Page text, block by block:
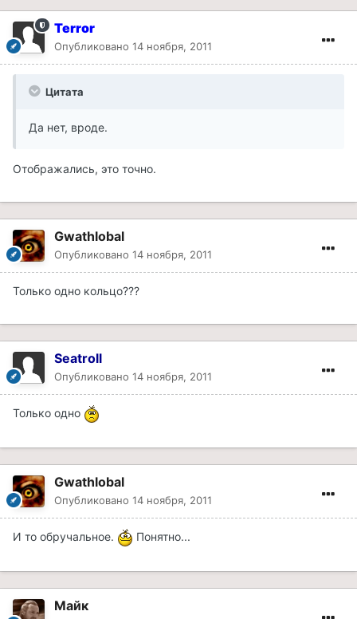
Terror
Опубликовано 14 ноября, 2011
Цитата
Да нет, вроде.
Отображались, это точно.
Gwathlobal
Опубликовано 14 ноября, 2011
Только одно кольцо???
Seatroll
Опубликовано 14 ноября, 2011
Только одно
Gwathlobal
Опубликовано 14 ноября, 2011
И то обручальное. Понятно...
Майк